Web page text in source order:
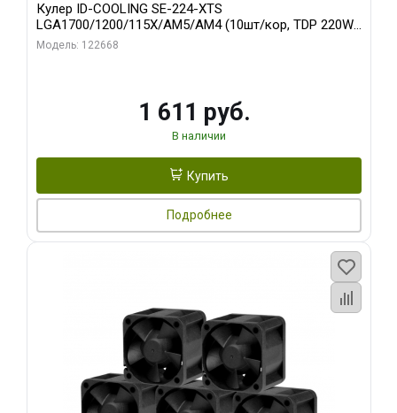
Кулер ID-COOLING SE-224-XTS
LGA1700/1200/115X/AM5/AM4 (10шт/кор, TDP 220W,
PWM, 4 тепл.трубки прямого контакта, FAN 120mm)
Модель: 122668
1 611 руб.
В наличии
Купить
Подробнее